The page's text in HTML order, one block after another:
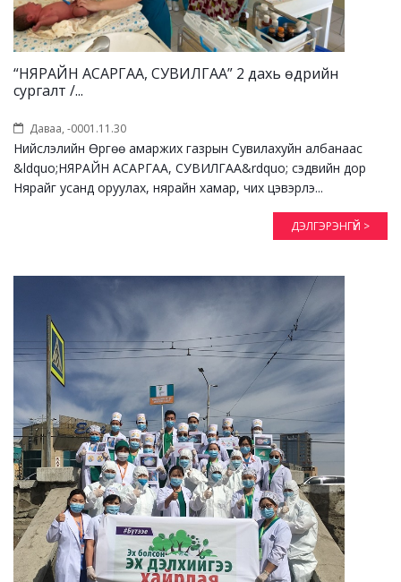
“НЯРАЙН АСАРГАА, СУВИЛГАА” 2 дахь өдрийн
сургалт /...
Даваа, -0001.11.30
Нийслэлийн Өргөө амаржих газрын Сувилахуйн албанаас
&ldquo;НЯРАЙН АСАРГАА, СУВИЛГАА&rdquo; сэдвийн дор
Нярайг усанд оруулах, нярайн хамар, чих цэвэрлэ...
ДЭЛГЭРЭНГҮЙ >